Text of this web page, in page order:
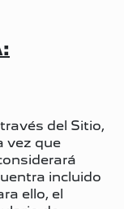
del Sitio,
vez que
incluido
ello, el